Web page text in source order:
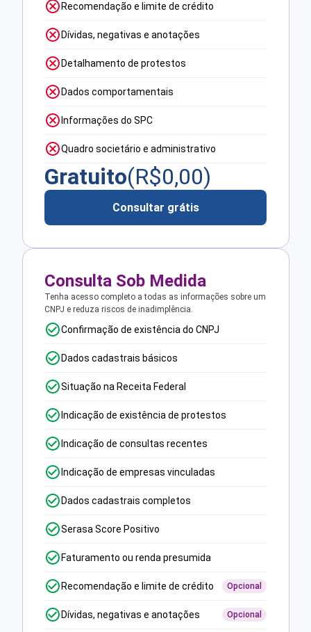
Recomendação e limite de crédito
Dívidas, negativas e anotações
Detalhamento de protestos
Dados comportamentais
Informações do SPC
Quadro societário e administrativo
Gratuito(R$0,00)
Consultar grátis
Consulta Sob Medida
Tenha acesso completo a todas as informações sobre um
CNPJ e reduza riscos de inadimplência.
Confirmação de existência do CNPJ
Dados cadastrais básicos
Situação na Receita Federal
Indicação de existência de protestos
Indicação de consultas recentes
Indicação de empresas vinculadas
Dados cadastrais completos
Serasa Score Positivo
Faturamento ou renda presumida
Recomendação e limite de crédito Opcional
Dívidas, negativas e anotações Opcional